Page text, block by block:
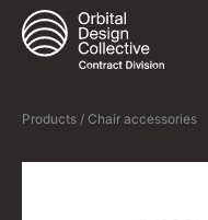
Products / Chair accessories